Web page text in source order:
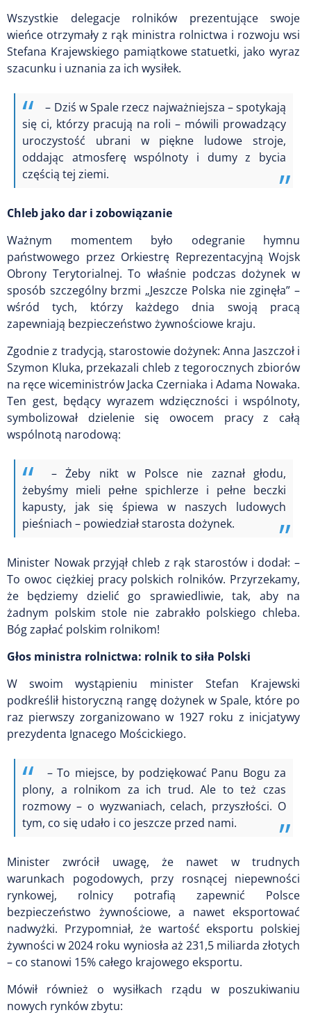
Wszystkie delegacje rolników prezentujące swoje
wieńce otrzymały z rąk ministra rolnictwa i rozwoju wsi
Stefana Krajewskiego pamiątkowe statuetki, jako wyraz
szacunku i uznania za ich wysiłek.
– Dziś w Spale rzecz najważniejsza – spotykają
się ci, którzy pracują na roli – mówili prowadzący
uroczystość ubrani w piękne ludowe stroje,
oddając atmosferę wspólnoty i dumy z bycia
częścią tej ziemi.
Chleb jako dar i zobowiązanie
Ważnym momentem było odegranie hymnu
państwowego przez Orkiestrę Reprezentacyjną Wojsk
Obrony Terytorialnej. To właśnie podczas dożynek w
sposób szczególny brzmi „Jeszcze Polska nie zginęła” –
wśród tych, którzy każdego dnia swoją pracą
zapewniają bezpieczeństwo żywnościowe kraju.
Zgodnie z tradycją, starostowie dożynek: Anna Jaszczoł i
Szymon Kluka, przekazali chleb z tegorocznych zbiorów
na ręce wiceministrów Jacka Czerniaka i Adama Nowaka.
Ten gest, będący wyrazem wdzięczności i wspólnoty,
symbolizował dzielenie się owocem pracy z całą
wspólnotą narodową:
– Żeby nikt w Polsce nie zaznał głodu,
żebyśmy mieli pełne spichlerze i pełne beczki
kapusty, jak się śpiewa w naszych ludowych
pieśniach – powiedział starosta dożynek.
Minister Nowak przyjął chleb z rąk starostów i dodał: –
To owoc ciężkiej pracy polskich rolników. Przyrzekamy,
że będziemy dzielić go sprawiedliwie, tak, aby na
żadnym polskim stole nie zabrakło polskiego chleba.
Bóg zapłać polskim rolnikom!
Głos ministra rolnictwa: rolnik to siła Polski
W swoim wystąpieniu minister Stefan Krajewski
podkreślił historyczną rangę dożynek w Spale, które po
raz pierwszy zorganizowano w 1927 roku z inicjatywy
prezydenta Ignacego Mościckiego.
– To miejsce, by podziękować Panu Bogu za
plony, a rolnikom za ich trud. Ale to też czas
rozmowy – o wyzwaniach, celach, przyszłości. O
tym, co się udało i co jeszcze przed nami.
Minister zwrócił uwagę, że nawet w trudnych
warunkach pogodowych, przy rosnącej niepewności
rynkowej, rolnicy potrafią zapewnić Polsce
bezpieczeństwo żywnościowe, a nawet eksportować
nadwyżki. Przypomniał, że wartość eksportu polskiej
żywności w 2024 roku wyniosła aż 231,5 miliarda złotych
– co stanowi 15% całego krajowego eksportu.
Mówił również o wysiłkach rządu w poszukiwaniu
nowych rynków zbytu: